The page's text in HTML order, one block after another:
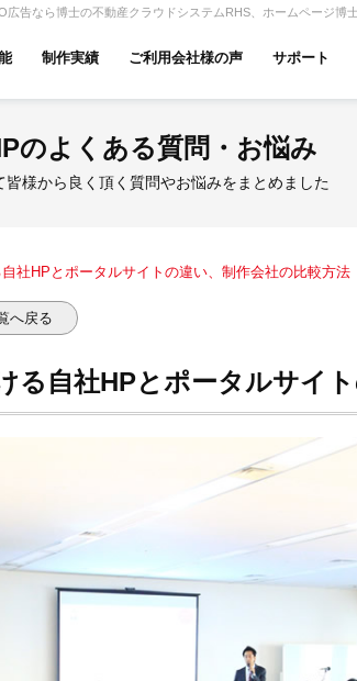
告なら博士の不動産クラウドシステムRHS、ホームページ博
能一覧
制作実績
建築・リフォーム テナント
プ
ご利用会社様の声 サポート
のよくある質問・お悩み
皆様から良く頂く質問やお悩みをまとめました
社HPとポータルサイトの違い、制作会社の比較方法
へ戻る
る自社HPとポータルサイ